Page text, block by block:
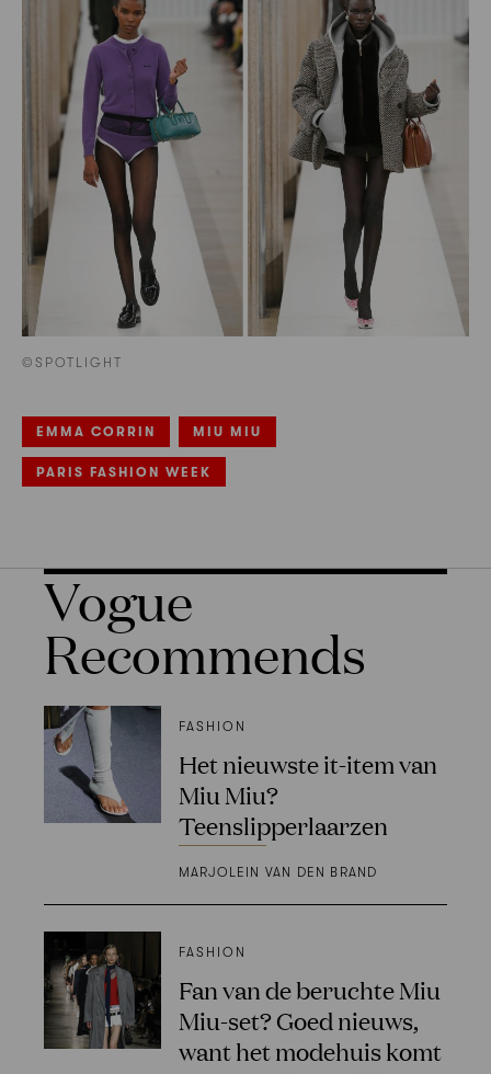
©SPOTLIGHT
EMMA CORRIN MIU MIU
PARIS FASHION WEEK
Vogue
Recommends
FASHION
Het nieuwste it-item van
Miu Miu?
Teenslipperlaarzen
MARJOLEIN VAN DEN BRAND
FASHION
Fan van de beruchte Miu
Miu-set? Goed nieuws,
want het modehuis komt